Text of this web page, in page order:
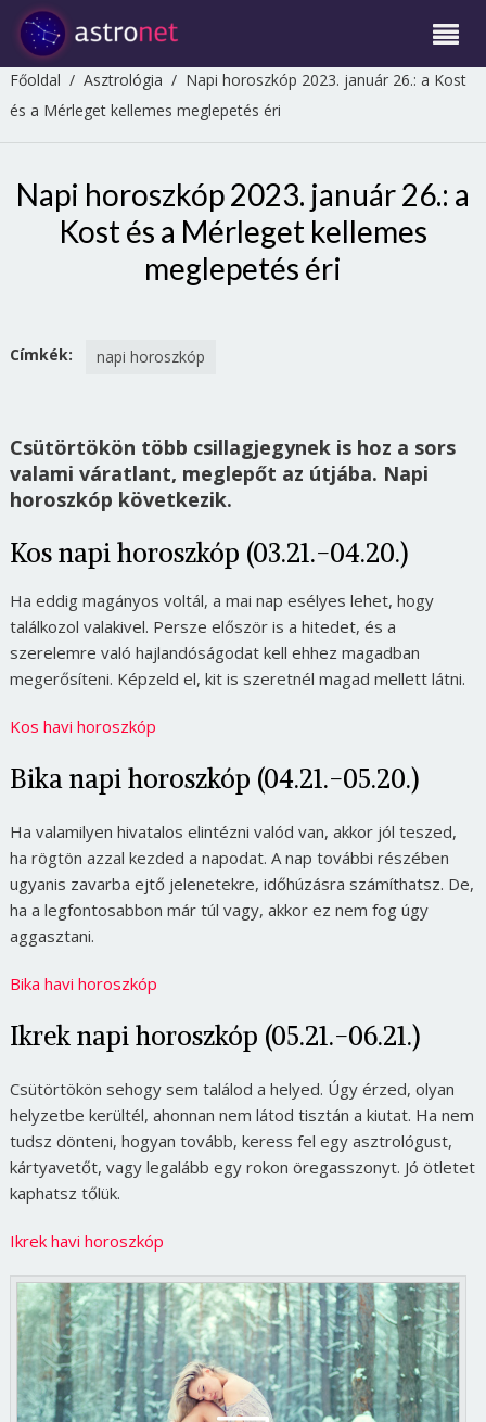
Főoldal / Asztrológia / Napi horoszkóp 2023. január 26.: a Kost
és a Mérleget kellemes meglepetés éri
Napi horoszkóp 2023. január 26.: a
Kost és a Mérleget kellemes
meglepetés éri
Címkék: napi horoszkóp
Csütörtökön több csillagjegynek is hoz a sors
valami váratlant, meglepőt az útjába. Napi
horoszkóp következik.
Kos napi horoszkóp (03.21.-04.20.)
Ha eddig magányos voltál, a mai nap esélyes lehet, hogy
találkozol valakivel. Persze először is a hitedet, és a
szerelemre való hajlandóságodat kell ehhez magadban
megerősíteni. Képzeld el, kit is szeretnél magad mellett látni.
Kos havi horoszkóp
Bika napi horoszkóp (04.21.-05.20.)
Ha valamilyen hivatalos elintézni valód van, akkor jól teszed,
ha rögtön azzal kezded a napodat. A nap további részében
ugyanis zavarba ejtő jelenetekre, időhúzásra számíthatsz. De,
ha a legfontosabbon már túl vagy, akkor ez nem fog úgy
aggasztani.
Bika havi horoszkóp
Ikrek napi horoszkóp (05.21.-06.21.)
Csütörtökön sehogy sem találod a helyed. Úgy érzed, olyan
helyzetbe kerültél, ahonnan nem látod tisztán a kiutat. Ha nem
tudsz dönteni, hogyan tovább, keress fel egy asztrológust,
kártyavetőt, vagy legalább egy rokon öregasszonyt. Jó ötletet
kaphatsz tőlük.
Ikrek havi horoszkóp